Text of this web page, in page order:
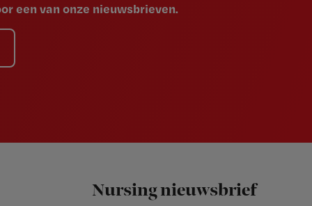
een van onze nieuwsbrieven.
Nursing nieuwsbrief